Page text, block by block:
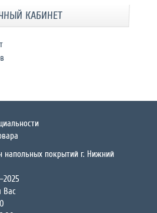
КАБИНЕТ
напольных покрытий г. Нижний
Вас